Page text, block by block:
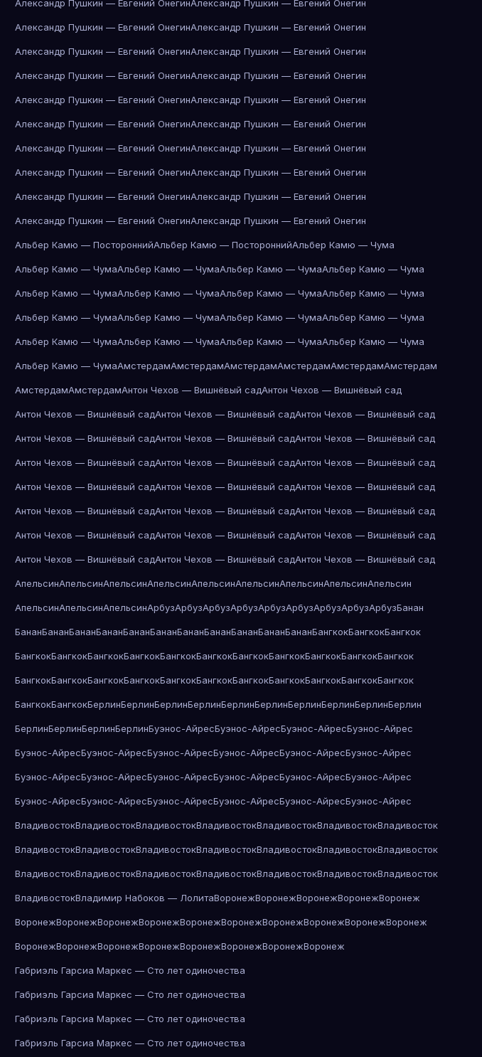
Александр Пушкин — Евгений ОнегинАлександр Пушкин — Евгений Онегин
Александр Пушкин — Евгений ОнегинАлександр Пушкин — Евгений Онегин
Александр Пушкин — Евгений ОнегинАлександр Пушкин — Евгений Онегин
Александр Пушкин — Евгений ОнегинАлександр Пушкин — Евгений Онегин
Александр Пушкин — Евгений ОнегинАлександр Пушкин — Евгений Онегин
Александр Пушкин — Евгений ОнегинАлександр Пушкин — Евгений Онегин
Александр Пушкин — Евгений ОнегинАлександр Пушкин — Евгений Онегин
Александр Пушкин — Евгений ОнегинАлександр Пушкин — Евгений Онегин
Александр Пушкин — Евгений ОнегинАлександр Пушкин — Евгений Онегин
Александр Пушкин — Евгений ОнегинАлександр Пушкин — Евгений Онегин
Альбер Камю — ПостороннийАльбер Камю — ПостороннийАльбер Камю — Чума
Альбер Камю — ЧумаАльбер Камю — ЧумаАльбер Камю — ЧумаАльбер Камю — Чума
Альбер Камю — ЧумаАльбер Камю — ЧумаАльбер Камю — ЧумаАльбер Камю — Чума
Альбер Камю — ЧумаАльбер Камю — ЧумаАльбер Камю — ЧумаАльбер Камю — Чума
Альбер Камю — ЧумаАльбер Камю — ЧумаАльбер Камю — ЧумаАльбер Камю — Чума
Альбер Камю — ЧумаАмстердамАмстердамАмстердамАмстердамАмстердамАмстердам
АмстердамАмстердамАнтон Чехов — Вишнёвый садАнтон Чехов — Вишнёвый сад
Антон Чехов — Вишнёвый садАнтон Чехов — Вишнёвый садАнтон Чехов — Вишнёвый сад
Антон Чехов — Вишнёвый садАнтон Чехов — Вишнёвый садАнтон Чехов — Вишнёвый сад
Антон Чехов — Вишнёвый садАнтон Чехов — Вишнёвый садАнтон Чехов — Вишнёвый сад
Антон Чехов — Вишнёвый садАнтон Чехов — Вишнёвый садАнтон Чехов — Вишнёвый сад
Антон Чехов — Вишнёвый садАнтон Чехов — Вишнёвый садАнтон Чехов — Вишнёвый сад
Антон Чехов — Вишнёвый садАнтон Чехов — Вишнёвый садАнтон Чехов — Вишнёвый сад
Антон Чехов — Вишнёвый садАнтон Чехов — Вишнёвый садАнтон Чехов — Вишнёвый сад
АпельсинАпельсинАпельсинАпельсинАпельсинАпельсинАпельсинАпельсинАпельсин
АпельсинАпельсинАпельсинАрбузАрбузАрбузАрбузАрбузАрбузАрбузАрбузАрбузБанан
БананБананБананБананБананБананБананБананБананБананБананБангкокБангкокБангкок
БангкокБангкокБангкокБангкокБангкокБангкокБангкокБангкокБангкокБангкокБангкок
БангкокБангкокБангкокБангкокБангкокБангкокБангкокБангкокБангкокБангкокБангкок
БангкокБангкокБерлинБерлинБерлинБерлинБерлинБерлинБерлинБерлинБерлинБерлин
БерлинБерлинБерлинБерлинБуэнос-АйресБуэнос-АйресБуэнос-АйресБуэнос-Айрес
Буэнос-АйресБуэнос-АйресБуэнос-АйресБуэнос-АйресБуэнос-АйресБуэнос-Айрес
Буэнос-АйресБуэнос-АйресБуэнос-АйресБуэнос-АйресБуэнос-АйресБуэнос-Айрес
Буэнос-АйресБуэнос-АйресБуэнос-АйресБуэнос-АйресБуэнос-АйресБуэнос-Айрес
ВладивостокВладивостокВладивостокВладивостокВладивостокВладивостокВладивосток
ВладивостокВладивостокВладивостокВладивостокВладивостокВладивостокВладивосток
ВладивостокВладивостокВладивостокВладивостокВладивостокВладивостокВладивосток
ВладивостокВладимир Набоков — ЛолитаВоронежВоронежВоронежВоронежВоронеж
ВоронежВоронежВоронежВоронежВоронежВоронежВоронежВоронежВоронежВоронеж
ВоронежВоронежВоронежВоронежВоронежВоронежВоронежВоронеж
Габриэль Гарсиа Маркес — Сто лет одиночества
Габриэль Гарсиа Маркес — Сто лет одиночества
Габриэль Гарсиа Маркес — Сто лет одиночества
Габриэль Гарсиа Маркес — Сто лет одиночества